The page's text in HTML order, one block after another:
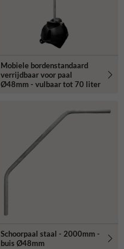
Mobiele bordenstandaard
verrijdbaar voor paal
Ø48mm - vulbaar tot 70 liter
Schoorpaal staal - 2000mm -
buis Ø48mm